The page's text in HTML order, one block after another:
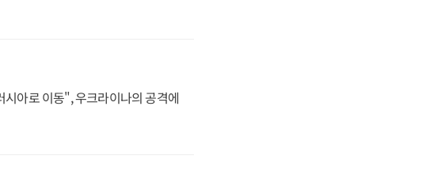
아로 이동", 우크라이나의 공격에